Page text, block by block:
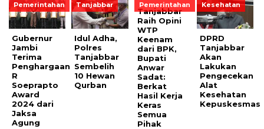
Pemerintahan
Gubernur
Jambi
Terima
Penghargaan
R
Soeprapto
Award
2024 dari
Jaksa
Agung
Tanjabbar
Idul Adha,
Polres
Tanjabbar
Sembelih
10 Hewan
Qurban
Pemerintahan
Tanjabbar
Raih Opini
WTP
Keenam
dari BPK,
Bupati
Anwar
Sadat:
Berkat
Hasil Kerja
Keras
Semua
Pihak
Kesehatan
DPRD
Tanjabbar
Akan
Lakukan
Pengecekan
Alat
Kesehatan
Kepuskesmas